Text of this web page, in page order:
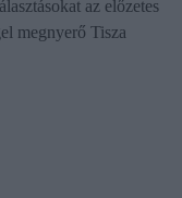
az előzetes
megnyerő Tisza